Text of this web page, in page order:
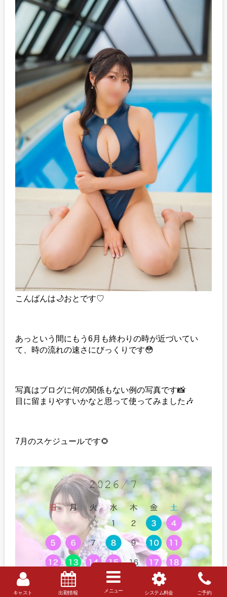
キャスト 出勤情報 メニュー システム料金 ご予約
こんばんは🌙おとです♡
あっという間にもう6月も終わりの時が近づいてい
て、時の流れの速さにびっくりです😳
写真はブログに何の関係もない例の写真です📸
目に留まりやすいかなと思って使ってみました🎶
7月のスケジュールです🌻